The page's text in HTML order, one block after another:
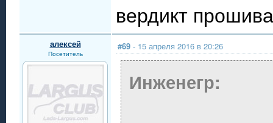
вердикт
алексей
Посетитель
#69 - 15 апреля 2016 в 20:26
Инженегр: